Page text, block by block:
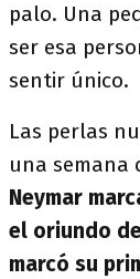
palo. Una
ser esa
sentir único.
Las perlas
una semana
Neymar
el oriundo
marcó su